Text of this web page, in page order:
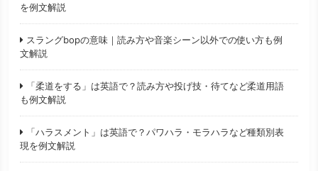
を例文解説
スラングbopの意味｜読み方や音楽シーン以外での使い方も例
文解説
「柔道をする」は英語で？読み方や投げ技・待てなど柔道用語
も例文解説
「ハラスメント」は英語で？パワハラ・モラハラなど種類別表
現を例文解説